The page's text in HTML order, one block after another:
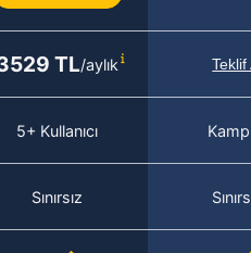
TL/aylık Teklif
5+ Kullanıcı
Sınırsız